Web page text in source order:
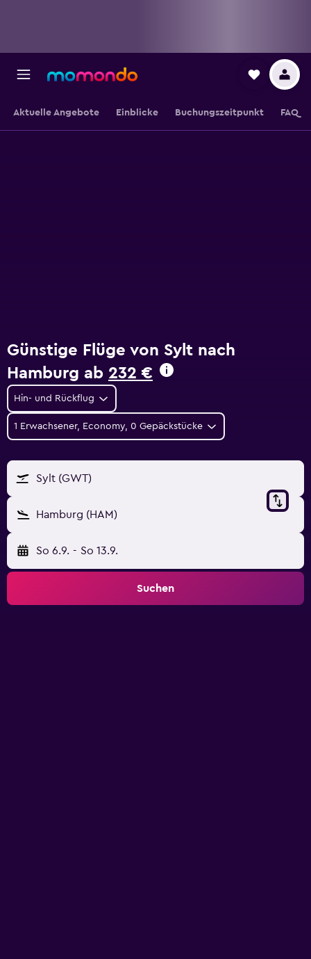
Aktuelle Angebote Einblicke Buchungszeitpunkt FAQ
Günstige Flüge von Sylt nach
Hamburg ab 232 €
Hin- und Rückflug
1 Erwachsener, Economy, 0 Gepäckstücke
Sylt (GWT)
Hamburg (HAM)
So 6.9. - So 13.9.
Suchen